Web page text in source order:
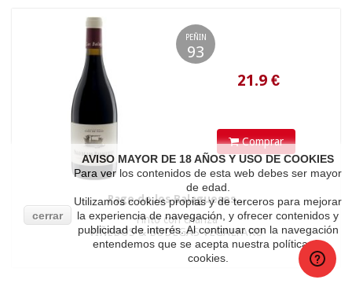
PEÑIN
93
Comprar
Pago de los Balagueses...
Tinto con crianza
VIÑEDOS & BODEGAS VEGALFARO
cerrar
AVISO MAYOR DE 18 AÑOS Y USO DE COOKIES
Para ver los contenidos de esta web debes ser mayor
de edad.
Utilizamos cookies propias y de terceros para mejorar
la experiencia de navegación, y ofrecer contenidos y
publicidad de interés. Al continuar con la navegación
entendemos que se acepta nuestra política de
cookies.